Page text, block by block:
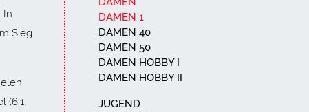
In
Sieg
(6:1,
DAMEN 1
DAMEN 40
DAMEN 50
DAMEN HOBBY I
DAMEN HOBBY II
JUGEND